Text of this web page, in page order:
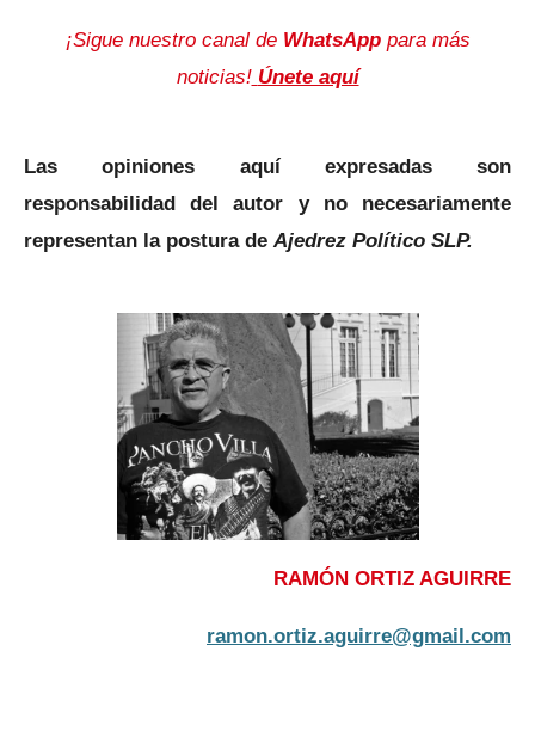
¡Sigue nuestro canal deWhatsApppara más
noticias! Únete aquí
Las opiniones aquí expresadas son
responsabilidad del autor y no necesariamente
representan la postura deAjedrez Político SLP.
RAMÓN ORTIZ AGUIRRE
ramon.ortiz.aguirre@gmail.com